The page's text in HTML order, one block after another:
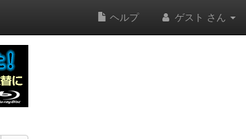
ヘルプ ゲスト さん